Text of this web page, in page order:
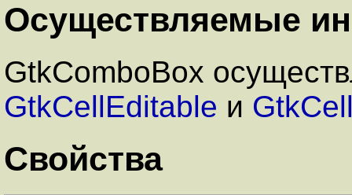
Осуществляемые
GtkComboBox
GtkCellEditable и
Свойства